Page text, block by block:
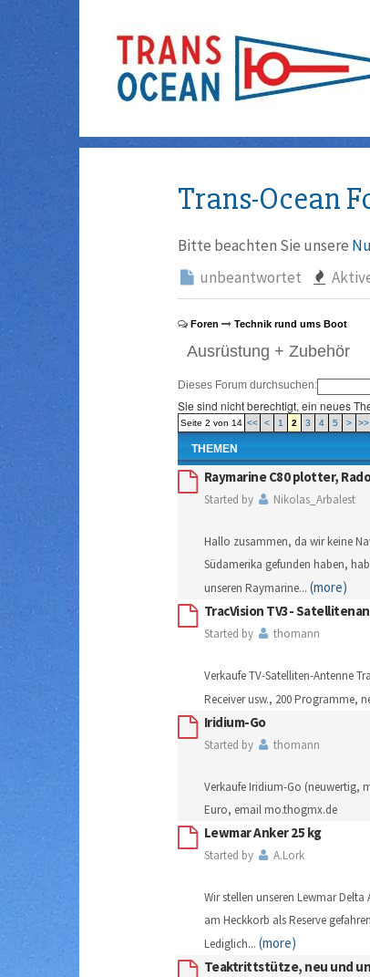
Trans-Ocean
Bitte beachten Sie unsere
unbeantwortet
Foren Technik rund ums Boot
Ausrüstung + Zubehör
Dieses Forum durchsuchen:
Sie sind nicht berechtigt, ein neues
Seite 2 von 14 << < 1 2 3 4 5 > >>
THEMEN
Raymarine C80 plotter,
Started by Nikolas_Arbalest
Hallo zusammen, da wir keine
Südamerika gefunden haben,
unseren Raymarine... (more)
TracVision TV3-
Started by thomann
Verkaufe TV-Satelliten-Antenne
Receiver usw., 200 Programme,
Iridium-Go
Started by thomann
Verkaufe Iridium-Go (neuwertig,
Euro, email mo.thogmx.de
Lewmar Anker 25 kg
Started by A.Lork
Wir stellen unseren Lewmar Delta
am Heckkorb als Reserve
Lediglich... (more)
Teaktrittstütze, neu und